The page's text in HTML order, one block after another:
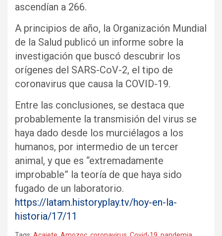
ascendían a 266.
A principios de año, la Organización Mundial
de la Salud publicó un informe sobre la
investigación que buscó descubrir los
orígenes del SARS-CoV-2, el tipo de
coronavirus que causa la COVID-19.
Entre las conclusiones, se destaca que
probablemente la transmisión del virus se
haya dado desde los murciélagos a los
humanos, por intermedio de un tercer
animal, y que es “extremadamente
improbable” la teoría de que haya sido
fugado de un laboratorio.
https://latam.historyplay.tv/hoy-en-la-
historia/17/11